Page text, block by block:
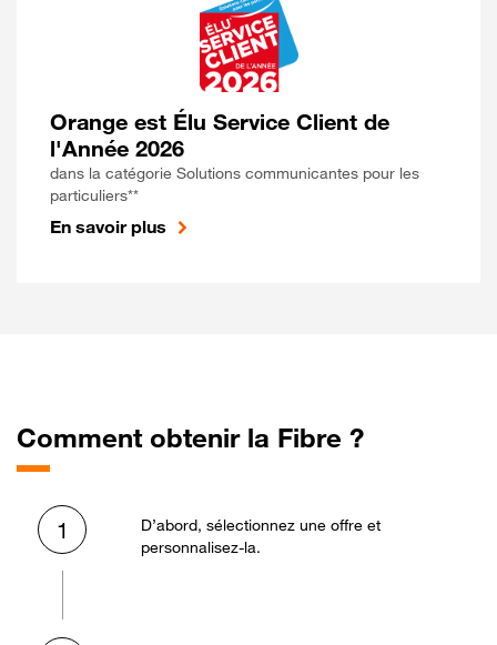
Orange est Élu Service Client de
l'Année 2026
dans la catégorie Solutions communicantes pour les
particuliers**
En savoir plus
Comment obtenir la Fibre ?
1
D’abord, sélectionnez une offre et
personnalisez-la.